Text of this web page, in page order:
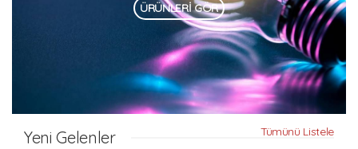
ÜRÜNLERİ GÖR
Yeni Gelenler Tümünü Listele